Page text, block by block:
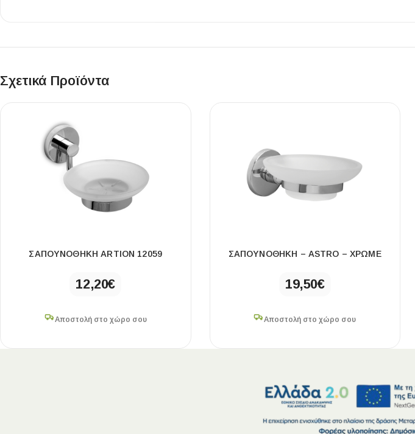
Σχετικά Προϊόντα
ΣΑΠΟΥΝΟΘΉΚΗ ARTION 12059
12,20€
Αποστολή στο χώρο σου
ΣΑΠΟΥΝΟΘΗΚΗ – ASTRO – ΧΡΩΜΕ
19,50€
Αποστολή στο χώρο σου